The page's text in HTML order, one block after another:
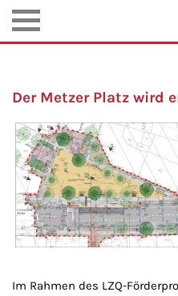
Der Metzer Platz wird
Im Rahmen des LZQ-